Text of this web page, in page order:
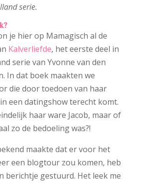
serie.
je hier op Mamagisch al de
Kalverliefde, het eerste deel in
serie van Yvonne van den
In dat boek maakten we
die door toedoen van haar
een datingshow terecht komt.
haar ware Jacob, maar of
zo de bedoeling was?!
maakte dat er voor het
een blogtour zou komen, heb
berichtje gestuurd. Het leek me